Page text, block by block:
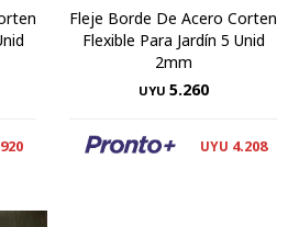
920
Fleje Borde De Acero Corten
Flexible Para Jardín 5 Unid
2mm
UYU 5.260
UYU 4.208